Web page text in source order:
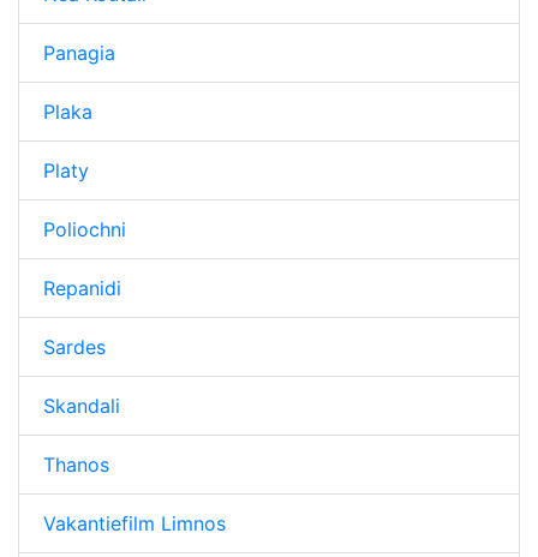
Panagia
Plaka
Platy
Poliochni
Repanidi
Sardes
Skandali
Thanos
Vakantiefilm Limnos